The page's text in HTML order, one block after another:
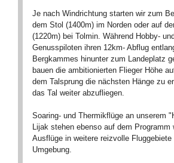
Je nach Windrichtung starten wir zum
dem Stol (1400m) im Norden oder auf
(1220m) bei Tolmin. Während Hobby-
Genusspiloten ihren 12km- Abflug
Bergkammes hinunter zum Landeplatz
bauen die ambitionierten Flieger Höhe
dem Talsprung die nächsten Hänge zu
das Tal weiter abzufliegen.
Soaring- und Thermikflüge an unserem
Lijak stehen ebenso auf dem Programm
Ausflüge in weitere reizvolle Fluggebiete
Umgebung.